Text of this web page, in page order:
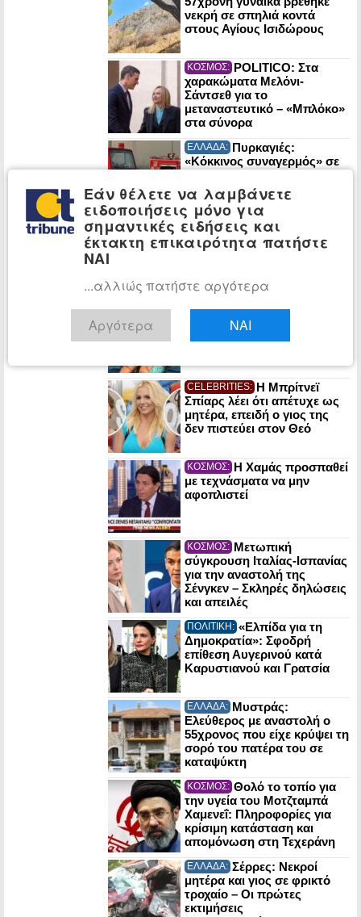
νεκρή σε σπηλιά κοντά
στους Αγίους Ισιδώρους
ΚΟΣΜΟΣ: POLITICO: Στα
χαρακώματα Μελόνι-
Σάντσεθ για το
μεταναστευτικό – «Μπλόκο»
στα σύνορα
ΕΛΛΑΔΑ: Πυρκαγιές:
«Κόκκινος συναγερμός» σε
περιοχές της χώρας την
Κυριακή
ΕΛΛΑΔΑ: Τραγωδία στην
Πάρο: Νεκρό 4χρονο παιδί
σε πισίνα beach bar
Η 51χρονη
Μαρία Σολωμού με γαλάζιο
μπικίνι στην παραλία (φωτο)
CELEBRITIES: Η Μπρίτνεϊ
Σπίαρς λέει ότι απέτυχε ως
μητέρα, επειδή ο γιος της
δεν πιστεύει στον Θεό
ΚΟΣΜΟΣ: Η Χαμάς προσπαθεί
με τεχνάσματα να μην
αφοπλιστεί
ΚΟΣΜΟΣ: Μετωπική
σύγκρουση Ιταλίας-Ισπανίας
για την αναστολή της
Σένγκεν – Σκληρές δηλώσεις
και απειλές
ΠΟΛΙΤΙΚΗ: «Ελπίδα για τη
Δημοκρατία»: Σφοδρή
επίθεση Αυγερινού κατά
Καρυστιανού και Γρατσία
ΕΛΛΑΔΑ: Μυστράς:
Ελεύθερος με αναστολή ο
55χρονος που είχε κρύψει τη
σορό του πατέρα του σε
καταψύκτη
ΚΟΣΜΟΣ: Θολό το τοπίο για
την υγεία του Μοτζταμπά
Χαμενεΐ: Πληροφορίες για
κρίσιμη κατάσταση και
απομόνωση στη Τεχεράνη
ΕΛΛΑΔΑ: Σέρρες: Νεκροί
μητέρα και γιος σε φρικτό
τροχαίο – Οι πρώτες
εκτιμήσεις
Εάν θέλετε να λαμβάνετε
ειδοποιήσεις μόνο για
σημαντικές ειδήσεις και
έκτακτη επικαιρότητα πατήστε
ΝΑΙ
...αλλιώς πατήστε αργότερα
Αργότερα ΝΑΙ